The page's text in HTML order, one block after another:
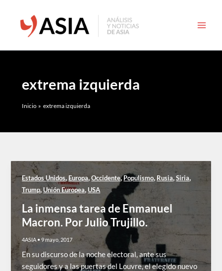
contenido
extrema izquierda
Inicio extrema izquierda
Estados Unidos, Europa,Occidente,Populismo, Rusia,Siria,
Trump,Unión Europea,USA
La inmensa tarea de Enmanuel
Macron. Por Julio Trujillo.
4ASIA • 9 mayo, 2017
En su discurso de la noche electoral, ante sus
seguidores y a las puertas del Louvre, el elegido nuevo